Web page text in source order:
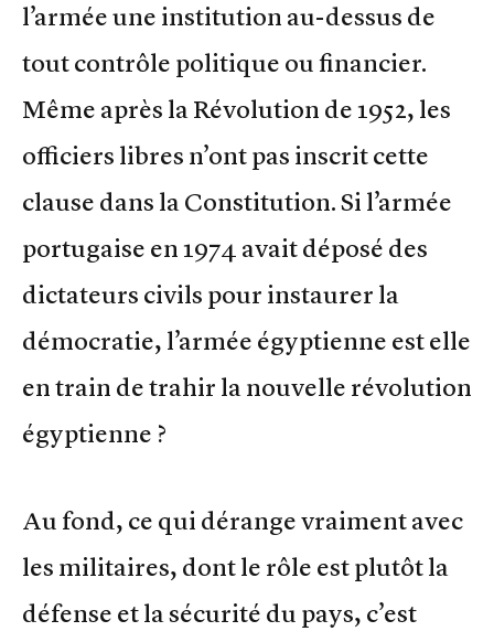
l’armée une institution au-dessus de
tout contrôle politique ou financier.
Même après la Révolution de 1952, les
officiers libres n’ont pas inscrit cette
clause dans la Constitution. Si l’armée
portugaise en 1974 avait déposé des
dictateurs civils pour instaurer la
démocratie, l’armée égyptienne est elle
en train de trahir la nouvelle révolution
égyptienne ?
Au fond, ce qui dérange vraiment avec
les militaires, dont le rôle est plutôt la
défense et la sécurité du pays, c’est